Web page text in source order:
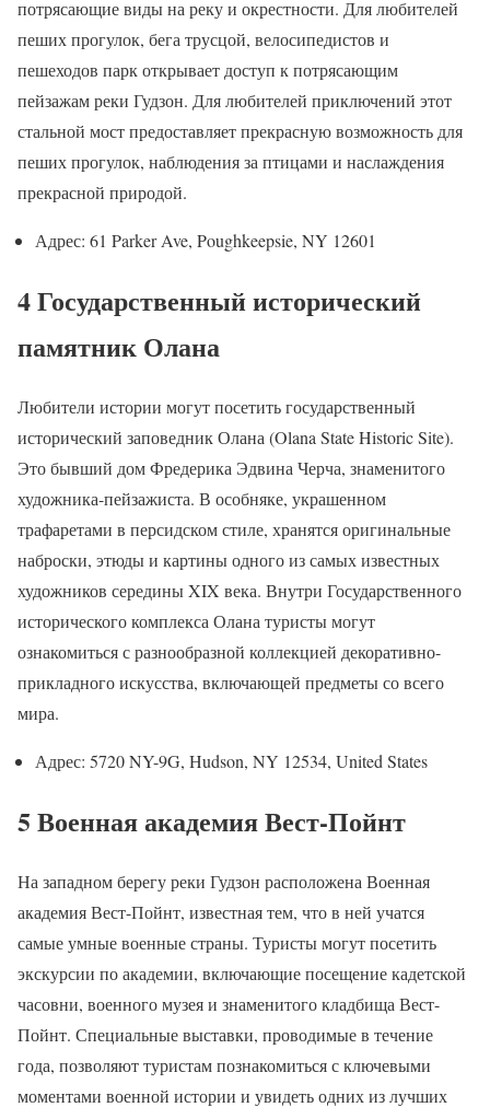
потрясающие виды на реку и окрестности. Для любителей
пеших прогулок, бега трусцой, велосипедистов и
пешеходов парк открывает доступ к потрясающим
пейзажам реки Гудзон. Для любителей приключений этот
стальной мост предоставляет прекрасную возможность для
пеших прогулок, наблюдения за птицами и наслаждения
прекрасной природой.
Адрес: 61 Parker Ave, Poughkeepsie, NY 12601
4 Государственный исторический
памятник Олана
Любители истории могут посетить государственный
исторический заповедник Олана (Olana State Historic Site).
Это бывший дом Фредерика Эдвина Черча, знаменитого
художника-пейзажиста. В особняке, украшенном
трафаретами в персидском стиле, хранятся оригинальные
наброски, этюды и картины одного из самых известных
художников середины XIX века. Внутри Государственного
исторического комплекса Олана туристы могут
ознакомиться с разнообразной коллекцией декоративно-
прикладного искусства, включающей предметы со всего
мира.
Адрес: 5720 NY-9G, Hudson, NY 12534, United States
5 Военная академия Вест-Пойнт
На западном берегу реки Гудзон расположена Военная
академия Вест-Пойнт, известная тем, что в ней учатся
самые умные военные страны. Туристы могут посетить
экскурсии по академии, включающие посещение кадетской
часовни, военного музея и знаменитого кладбища Вест-
Пойнт. Специальные выставки, проводимые в течение
года, позволяют туристам познакомиться с ключевыми
моментами военной истории и увидеть одних из лучших